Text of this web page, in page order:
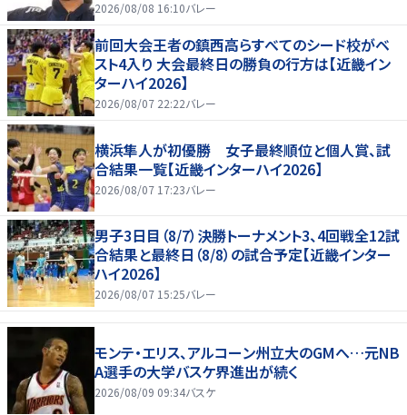
2026/08/08 16:10バレー
前回大会王者の鎮西高らすべてのシード校がベ
スト4入り 大会最終日の勝負の行方は【近畿イン
ターハイ2026】
2026/08/07 22:22バレー
横浜隼人が初優勝 女子最終順位と個人賞、試
合結果一覧【近畿インターハイ2026】
2026/08/07 17:23バレー
男子3日目（8/7）決勝トーナメント3、4回戦全12試
合結果と最終日（8/8）の試合予定【近畿インター
ハイ2026】
2026/08/07 15:25バレー
モンテ・エリス、アルコーン州立大のGMへ…元NB
A選手の大学バスケ界進出が続く
2026/08/09 09:34バスケ